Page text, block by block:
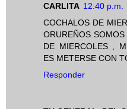
CARLITA 12:40 p.m.
COCHALOS DE
ORUREÑOS
DE MIERCOLES ,
ES METERSE CON
Responder